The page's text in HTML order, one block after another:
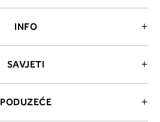
INFO
SAVJETI
PODUZEĆE